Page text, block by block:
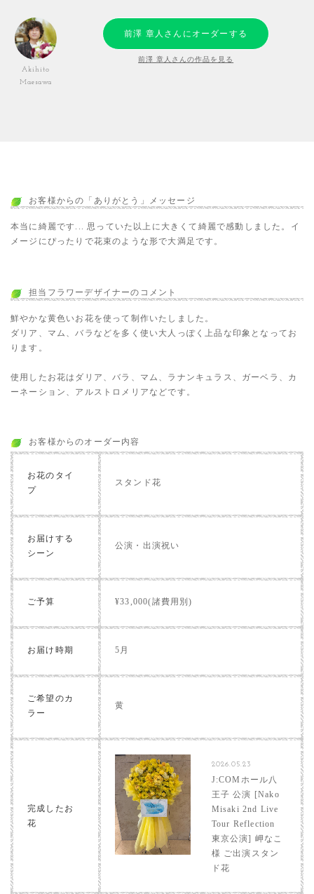
Akihito
Maesawa
前澤 章人さんにオーダーする
前澤 章人さんの作品を見る
お客様からの「ありがとう」メッセージ
本当に綺麗です... 思っていた以上に大きくて綺麗で感動しました。イ
メージにぴったりで花束のような形で大満足です。
担当フラワーデザイナーのコメント
鮮やかな黄色いお花を使って制作いたしました。
ダリア、マム、バラなどを多く使い大人っぽく上品な印象となってお
ります。
使用したお花はダリア、バラ、マム、ラナンキュラス、ガーベラ、カ
ーネーション、アルストロメリアなどです。
お客様からのオーダー内容
お花のタイ
プ
スタンド花
お届けする
シーン
公演・出演祝い
ご予算 ¥33,000(諸費用別)
お届け時期 5月
ご希望のカ
ラー
黄
完成したお
花
2026.05.23
J:COMホール八
王子 公演 [Nako
Misaki 2nd Live
Tour Reflection
東京公演] 岬なこ
様 ご出演スタン
ド花